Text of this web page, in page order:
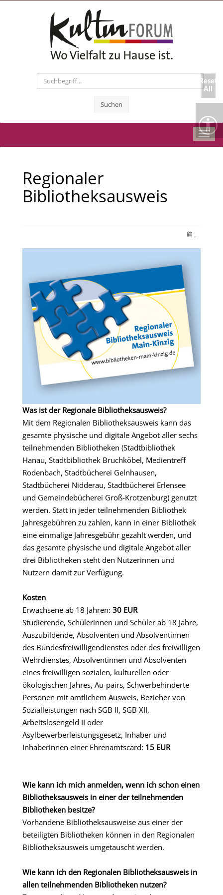
Suchen
Regionaler
Bibliotheksausweis
..
Was ist der Regionale Bibliotheksausweis?
Mit dem Regionalen Bibliotheksausweis kann das
gesamte physische und digitale Angebot aller sechs
teilnehmenden Bibliotheken (Stadtbibliothek
Hanau, Stadtbibliothek Bruchköbel, Medientreff
Rodenbach, Stadtbücherei Gelnhausen,
Stadtbücherei Nidderau, Stadtbücherei Erlensee
und Gemeindebücherei Groß-Krotzenburg) genutzt
werden. Statt in jeder teilnehmenden Bibliothek
Jahresgebühren zu zahlen, kann in einer Bibliothek
eine einmalige Jahresgebühr gezahlt werden, und
das gesamte physische und digitale Angebot aller
drei Bibliotheken steht den Nutzerinnen und
Nutzern damit zur Verfügung.
Kosten
Erwachsene ab 18 Jahren: 30 EUR
Studierende, Schülerinnen und Schüler ab 18 Jahre,
Auszubildende, Absolventen und Absolventinnen
des Bundesfreiwilligendienstes oder des freiwilligen
Wehrdienstes, Absolventinnen und Absolventen
eines freiwilligen sozialen, kulturellen oder
ökologischen Jahres, Au-pairs, Schwerbehinderte
Personen mit amtlichem Ausweis, Bezieher von
Sozialleistungen nach SGB II, SGB XII,
Arbeitslosengeld II oder
Asylbewerberleistungsgesetz, Inhaber und
Inhaberinnen einer Ehrenamtscard: 15 EUR
Wie kann ich mich anmelden, wenn ich schon einen
Bibliotheksausweis in einer der teilnehmenden
Bibliotheken besitze?
Vorhandene Bibliotheksausweise aus einer der
beteiligten Bibliotheken können in den Regionalen
Bibliotheksausweis umgetauscht werden.
Wie kann ich den Regionalen Bibliotheksausweis in
allen teilnehmenden Bibliotheken nutzen?
Reset
All